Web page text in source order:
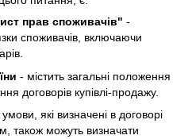
прав споживачів" -
споживачів, включаючи
- містить загальні положення
договорів купівлі-продажу.
які визначені в договорі
також можуть визначати